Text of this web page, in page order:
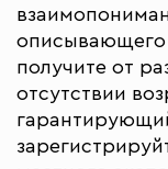
описывающего
получите от
отсутствии